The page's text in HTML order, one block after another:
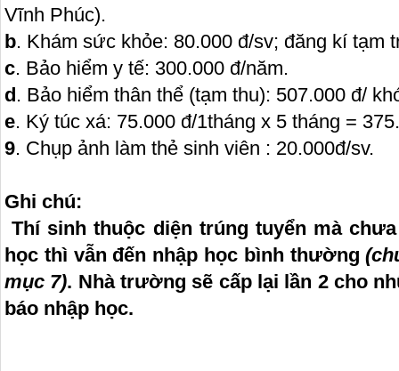
Vĩnh Phúc).
b. Khám sức khỏe: 80.000 đ/sv; đăng kí tạm
c. Bảo hiểm y tế: 300.000 đ/năm.
d. Bảo hiểm thân thể (tạm thu): 507.000 đ/
e. Ký túc xá: 75.000 đ/1tháng x 5 tháng =
9. Chụp ảnh làm thẻ sinh viên : 20.000đ/sv.
Ghi chú:
Thí sinh thuộc diện trúng tuyển mà
học thì vẫn đến nhập học bình thường
mục 7). Nhà trường sẽ cấp lại lần 2 cho
báo nhập học.